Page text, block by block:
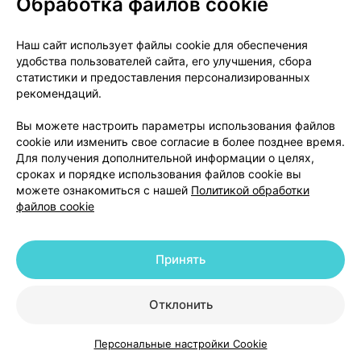
КаталогКорзинаИзбранноеПрофиль
менее из 100)
Аллергические реакции. Возможны следующие
кожная сыпь, шелушение кожи, болезненность
губ и полости рта;
отек лица, рук, губ, языка или горла;
затруднение при глотании или дыхании;
внезапные хрипы, учащенное сердцебиение
или чувство стеснения в груди и коллапс.
принимайте таблетки Милурит® без разрешения
Наш сайт использует файлы cookie для обеспечения
удобства пользователей сайта, его улучшения, сбора
статистики и предоставления персонализированных
рекомендаций.
Вы можете настроить параметры использования файлов
cookie или изменить свое согласие в более позднее время.
Для получения дополнительной информации о целях,
сроках и порядке использования файлов cookie вы
можете ознакомиться с нашей Политикой обработки
файлов cookie
Отклонить
Принять
Персональные настройки Cookie